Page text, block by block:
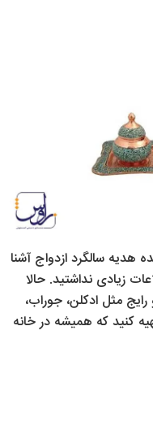
هدیه سالگرد ازدواج آشنا
زیادی نداشتید. حالا
مثل ادکلن، جوراب،
کنید که همیشه در خانه